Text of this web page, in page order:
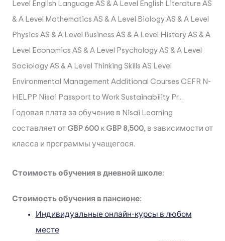
Level English Language AS & A Level English Literature AS
& A Level Mathematics AS & A Level Biology AS & A Level
Physics AS & A Level Business AS & A Level History AS & A
Level Economics AS & A Level Psychology AS & A Level
Sociology AS & A Level Thinking Skills AS Level
Environmental Management Additional Courses CEFR N-
HELPP Nisai Passport to Work Sustainability Pr...
Годовая плата за обучение в Nisai Learning
составляет от GBP 600 к GBP 8,500, в зависимости от
класса и программы учащегося.
Стоимость обучения в дневной школе:
Стоимость обучения в пансионе:
Индивидуальные онлайн-курсы в любом
месте